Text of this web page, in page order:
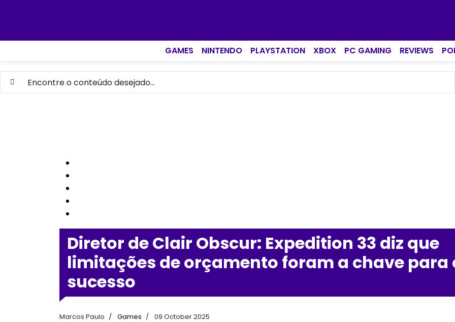
GAMES NINTENDO PLAYSTATION XBOX PC GAMING REVIEWS
Diretor de Clair Obscur: Expedition 33 diz que
limitações de orçamento foram a chave para
sucesso
Marcos Paulo Games 09 October 2025